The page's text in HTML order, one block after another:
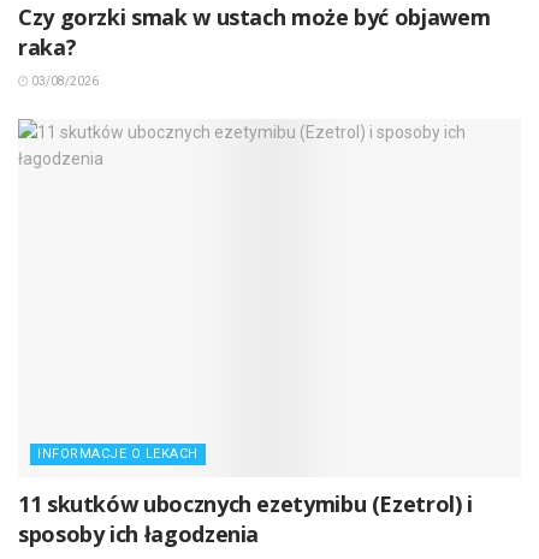
Czy gorzki smak w ustach może być objawem
raka?
03/08/2026
INFORMACJE O LEKACH
11 skutków ubocznych ezetymibu (Ezetrol) i
sposoby ich łagodzenia